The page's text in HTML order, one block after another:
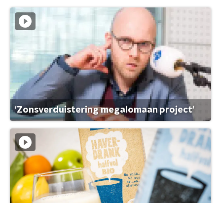
'Zonsverduistering megalomaan project'